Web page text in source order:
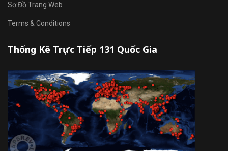
Sơ Đồ Trang Web
Terms & Conditions
Thống Kê Trực Tiếp 131 Quốc Gia